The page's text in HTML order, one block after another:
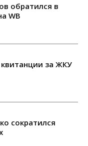
обратился в
WB
за ЖКУ
сократился